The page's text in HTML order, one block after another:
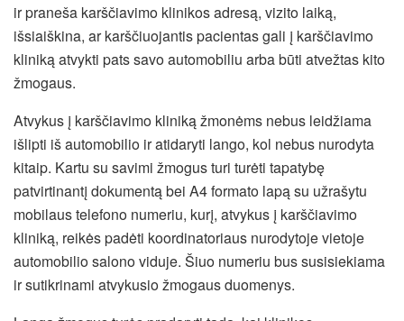
ir praneša karščiavimo klinikos adresą, vizito laiką,
išsiaiškina, ar karščiuojantis pacientas gali į karščiavimo
kliniką atvykti pats savo automobiliu arba būti atvežtas kito
žmogaus.
Atvykus į karščiavimo kliniką žmonėms nebus leidžiama
išlipti iš automobilio ir atidaryti lango, kol nebus nurodyta
kitaip. Kartu su savimi žmogus turi turėti tapatybę
patvirtinantį dokumentą bei A4 formato lapą su užrašytu
mobilaus telefono numeriu, kurį, atvykus į karščiavimo
kliniką, reikės padėti koordinatoriaus nurodytoje vietoje
automobilio salono viduje. Šiuo numeriu bus susisiekiama
ir sutikrinami atvykusio žmogaus duomenys.